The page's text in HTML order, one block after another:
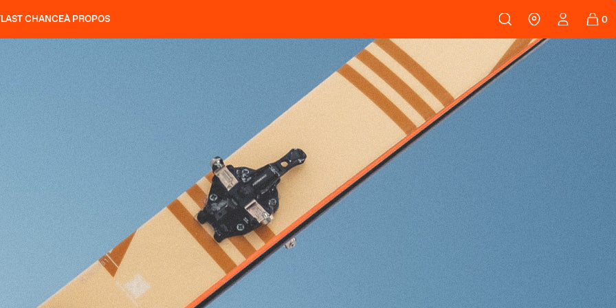
104 LITE
SLAP 112
SLAP 92 SLAP 92
UBAC 102 UBAC 108
COUTEAUX
PEAUX
LAST CHANCEÀ PROPOS
RECHERCHER